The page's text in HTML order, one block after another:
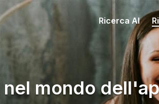
Ricerca AI
mondo